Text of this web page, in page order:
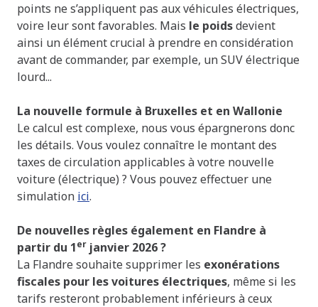
points ne s’appliquent pas aux véhicules électriques,
voire leur sont favorables. Mais le poidsdevient
ainsi un élément crucial à prendre en considération
avant de commander, par exemple, un SUV électrique
lourd...
La nouvelle formule à Bruxelles et en Wallonie
Le calcul est complexe, nous vous épargnerons donc
les détails. Vous voulez connaître le montant des
taxes de circulation applicables à votre nouvelle
voiture (électrique) ? Vous pouvez effectuer une
simulation ici.
De nouvelles règles également en Flandre à
partir du 1er janvier 2026 ?
La Flandre souhaite supprimer les exonérations
fiscales pour les voitures électriques, même si les
tarifs resteront probablement inférieurs à ceux